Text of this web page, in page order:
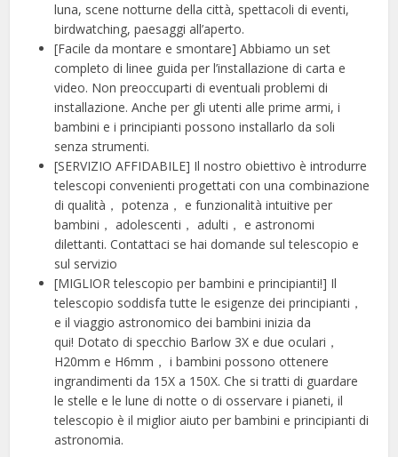
luna, scene notturne della città, spettacoli di eventi,
birdwatching, paesaggi all’aperto.
[Facile da montare e smontare] Abbiamo un set
completo di linee guida per l’installazione di carta e
video. Non preoccuparti di eventuali problemi di
installazione. Anche per gli utenti alle prime armi, i
bambini e i principianti possono installarlo da soli
senza strumenti.
[SERVIZIO AFFIDABILE] Il nostro obiettivo è introdurre
telescopi convenienti progettati con una combinazione
di qualità， potenza， e funzionalità intuitive per
bambini， adolescenti， adulti， e astronomi
dilettanti. Contattaci se hai domande sul telescopio e
sul servizio
[MIGLIOR telescopio per bambini e principianti!] Il
telescopio soddisfa tutte le esigenze dei principianti，
e il viaggio astronomico dei bambini inizia da
qui! Dotato di specchio Barlow 3X e due oculari，
H20mm e H6mm， i bambini possono ottenere
ingrandimenti da 15X a 150X. Che si tratti di guardare
le stelle e le lune di notte o di osservare i pianeti, il
telescopio è il miglior aiuto per bambini e principianti di
astronomia.